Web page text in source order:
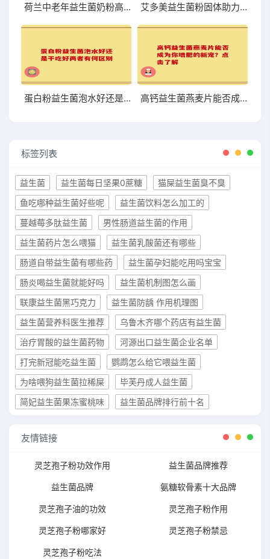
荷兰中老年益生菌奶粉高硒 助力中老年健康的优质选择 艾多美益生菌粉固体助力肠道健康提升的理想选择
蛋白粉益生菌泡水好还是干吃好两者有何区别 高钙益生菌燕麦片能否成为你增肥的新宠？点击了解
标签列表
益生菌 益生菌每日坚果0蔗糖
猫屎益生菌臭不臭
鱼吃哪种益生菌好些呢
益生菌饮料怎么加工的
蔓越莓多肽益生菌
男性肠道益生菌的作用
益生菌药片怎么喂猫
益生菌乳酸菌还有哪些
肠道自带益生菌有哪些药
益生菌孕妇能吃用吗宝宝
肠炎喝益生菌就能好吗
益生菌机制图怎么画
联康益生菌黑巧克力
益生菌防龋 作用机理图
益生菌营养科医生推荐
乌鲁木齐哪个药店有益生菌
治疗胃酸的益生菌药物
河源出口益生菌企业名单
打完新冠能吃益生菌
鹦鹉怎么给它喂益生菌
为啥喂狗益生菌拉稀屎
毕芙丹成人益生菌
简妃益生菌果冻蜜桃味
益生菌品牌排行前十名
友情链接
灵芝孢子粉功效作用 益生菌品牌推荐
益生菌品牌 氨糖软骨素十大品牌
灵芝孢子油的功效 灵芝孢子粉作用
灵芝孢子粉哪家好 灵芝孢子粉禁忌
灵芝孢子粉吃法